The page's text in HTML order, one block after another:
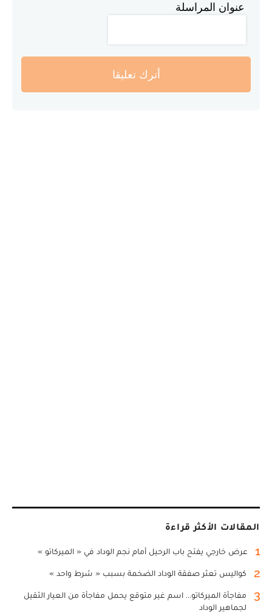
عنوان المراسلة
أترك تعليقا
المقالات الأكثر قراءة
1 عرض خارجي يفتح باب الرحيل أمام نجم الوداد في « الميركاتو »
2 كواليس تعثر صفقة الوداد الضخمة بسبب « شرط واحد »
3
مفاجأة الميركاتو... اسم غير متوقع يحمل مفاجأة من العيار الثقيل
لجماهير الوداد